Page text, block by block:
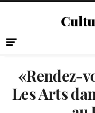
«Rendez-
Les Arts